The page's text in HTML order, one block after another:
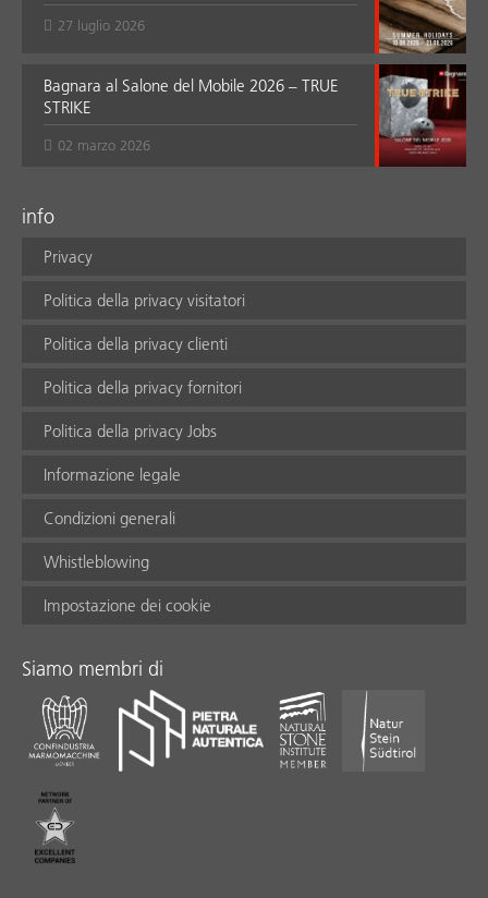
27 luglio 2026
Bagnara al Salone del Mobile 2026 – TRUE
STRIKE
02 marzo 2026
info
Privacy
Politica della privacy visitatori
Politica della privacy clienti
Politica della privacy fornitori
Politica della privacy Jobs
Informazione legale
Condizioni generali
Whistleblowing
Impostazione dei cookie
Siamo membri di